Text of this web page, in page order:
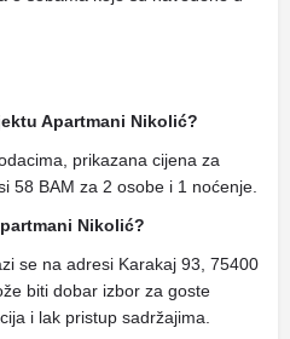
Apartmani Nikolić?
prikazana cijena za
58 BAM za 2 osobe i 1 noćenje.
Nikolić?
se na adresi Karakaj 93, 75400
biti dobar izbor za goste
i lak pristup sadržajima.